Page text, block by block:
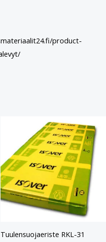
product-
Tuulensuojaeriste RKL-31